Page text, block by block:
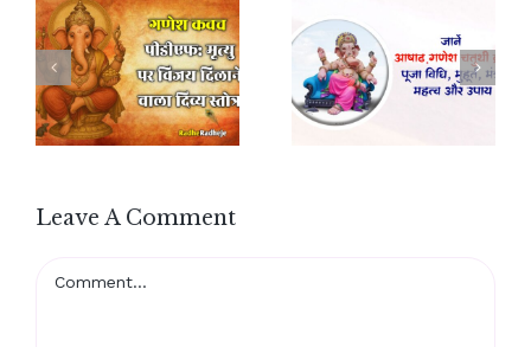
Leave A Comment